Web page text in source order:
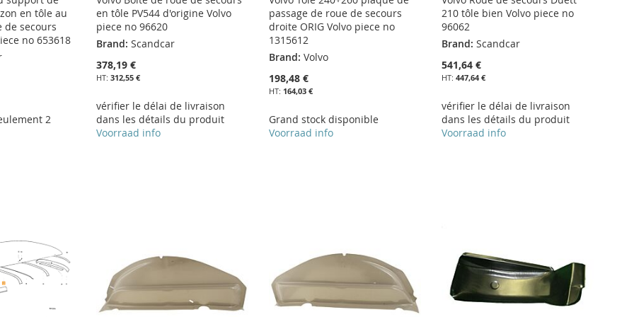
en tôle au
de secours
no 653618
2
en tôle PV544 d'origine Volvo
piece no 96620
Brand: Scandcar
378,19 €
312,55 €
vérifier le délai de livraison
dans les détails du produit
Voorraad info
passage de roue de secours
droite ORIG Volvo piece no
1315612
Brand: Volvo
198,48 €
164,03 €
Grand stock disponible
Voorraad info
210 tôle bien Volvo piece no
96062
Brand: Scandcar
541,64 €
447,64 €
vérifier le délai de livraison
dans les détails du produit
Voorraad info